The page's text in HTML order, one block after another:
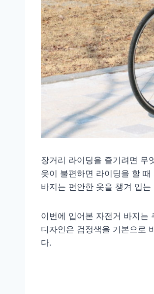
장거리 라이딩을 즐기려면 무
옷이 불편하면 라이딩을 할
바지는 편안한 옷을 챙겨 입는
이번에 입어본 자전거 바지는
디자인은 검정색을 기본으로
다.